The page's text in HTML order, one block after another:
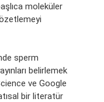
moleküler
sperm
belirlemek
ve Google
bir literatür